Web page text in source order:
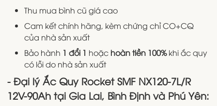
Thu mua bình cũ giá cao
Cam kết chính hãng, kèm chứng chỉ CO+CQ
của nhà sản xuất
Bảo hành 1 đổi 1 hoặc hoàn tiền 100%khi ắc quy
có lỗi do nhà sản xuất
- Đại lý Ắc Quy Rocket SMF NX120-7L/R
12V-90Ah tại Gia Lai, Bình Định và Phú Yên: